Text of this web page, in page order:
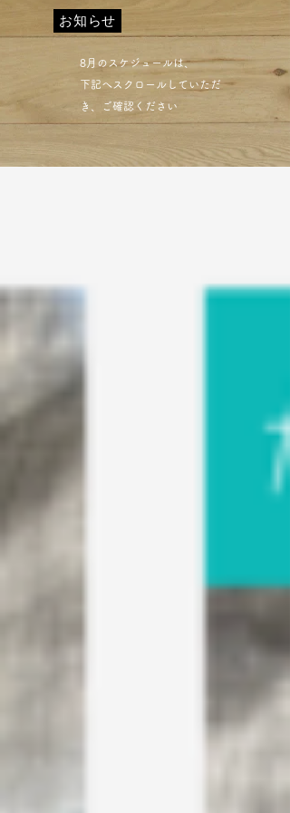
お知らせ
​8月のスケジュールは、
下記へスクロールしていただ
き、ご確認ください​